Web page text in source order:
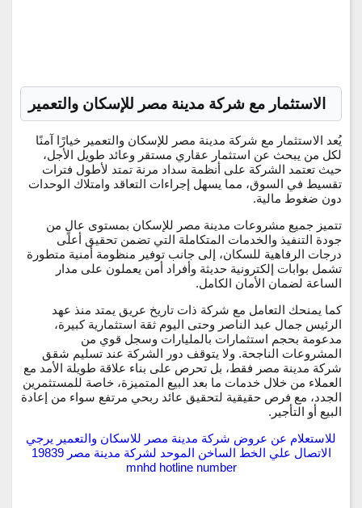
الاستثمار مع شركة مدينة مصر للإسكان والتعمير
يُعد الاستثمار مع شركة مدينة مصر للإسكان والتعمير خيارًا آمنًا
لكل من يبحث عن استثمار عقاري مستقر وعائد طويل الأجل،
حيث تعتمد الشركة على أنظمة سداد مرنة تمتد لأطول فترات
تقسيط في السوق، مما يسهل إجراءات التعاقد وامتلاك الوحدات
دون ضغوط مالية.
تتميز جميع مشروعات مدينة مصر للإسكان بمستوى عالٍ من
جودة التنفيذ والخدمات المتكاملة التي تضمن تحقيق أعلى
درجات الرفاهية للسكان، إلى جانب توفير منظومة أمنية متطورة
تشمل بوابات إلكترونية حديثة وأفراد أمن يعملون على مدار
الساعة لضمان الأمان الكامل.
كما يمنحك التعامل مع شركة ذات تاريخ عريق يمتد منذ عهد
الرئيس جمال عبد الناصر وحتى اليوم ثقة استثمارية كبيرة،
مدعومة بحجم استثمارات بالمليارات وسجل قوي من
المشروعات الناجحة. ولا يتوقف دور الشركة عند تسليم شقق
شركة مدينة مصر فقط، بل تحرص على بناء علاقة طويلة الأمد مع
العملاء من خلال خدمات ما بعد البيع المتميزة، خاصة للمستثمرين
الجدد، مع فرص حقيقية لتحقيق عائد ربحي مرتفع سواء من إعادة
البيع أو التأجير.
للاستعلام عن عروض شركة مدينة مصر للاسكان والتعمير يرجي
الاتصال علي الخط الساخن الموحد لشركة مدينة مصر 19839
mnhd hotline number